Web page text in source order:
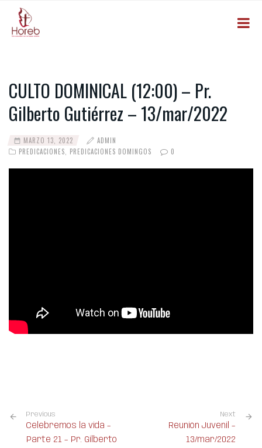
CULTO DOMINICAL (12:00) – Pr.
Gilberto Gutiérrez – 13/mar/2022
MARZO 13, 2022
ADMIN
PREDICACIONES
PREDICACIONES DOMINGOS 0
Previous
Celebremos la vida –
Parte 21 – Pr. Gilberto
Next
Reunión Juvenil –
13/mar/2022